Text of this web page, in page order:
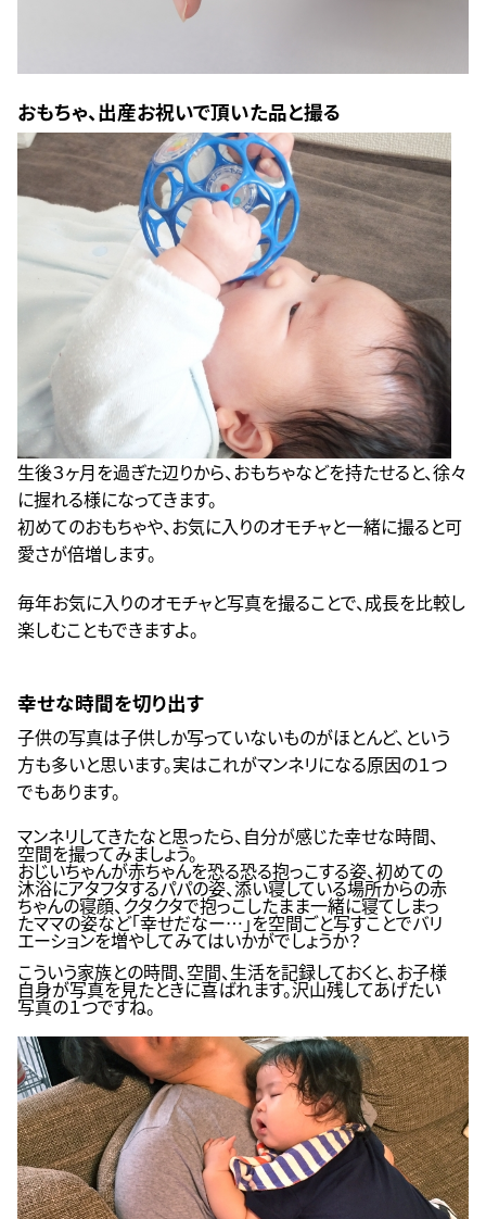
おもちゃ、出産お祝いで頂いた品と撮る
生後３ヶ月を過ぎた辺りから、おもちゃなどを持たせると、徐々
に握れる様になってきます。
初めてのおもちゃや、お気に入りのオモチャと一緒に撮ると可
愛さが倍増します。
毎年お気に入りのオモチャと写真を撮ることで、成長を比較し
楽しむこともできますよ。
幸せな時間を切り出す
子供の写真は子供しか写っていないものがほとんど、という
方も多いと思います。実はこれがマンネリになる原因の１つ
でもあります。
マンネリしてきたなと思ったら、自分が感じた幸せな時間、
空間を撮ってみましょう。
おじいちゃんが赤ちゃんを恐る恐る抱っこする姿、初めての
沐浴にアタフタするパパの姿、添い寝している場所からの赤
ちゃんの寝顔、クタクタで抱っこしたまま一緒に寝てしまっ
たママの姿など「幸せだなー…」を空間ごと写すことでバリ
エーションを増やしてみてはいかがでしょうか？
こういう家族との時間、空間、生活を記録しておくと、お子様
自身が写真を見たときに喜ばれます。沢山残してあげたい
写真の１つですね。